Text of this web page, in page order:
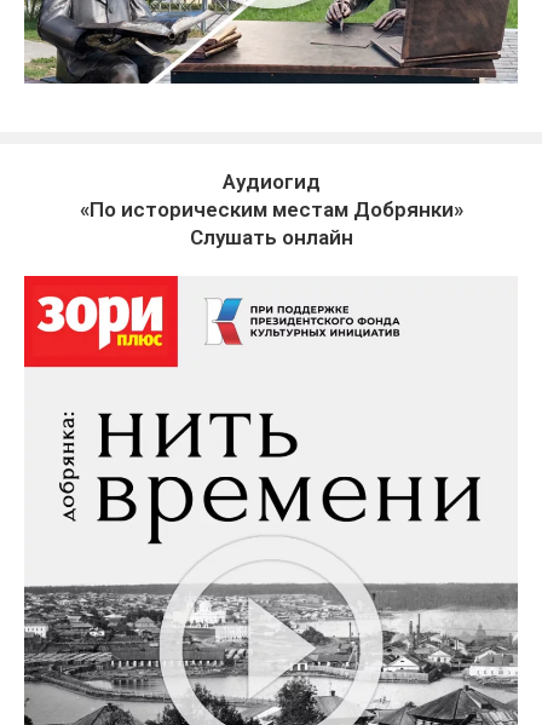
Аудиогид
«По историческим местам Добрянки»
Слушать онлайн